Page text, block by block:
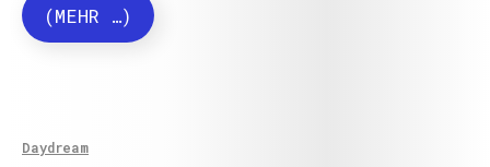
(MEHR …)
Daydream